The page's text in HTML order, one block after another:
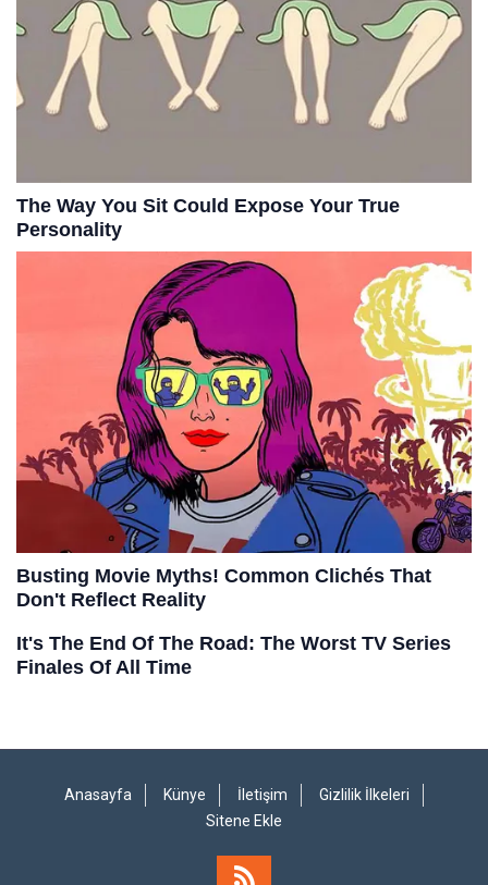
Anasayfa Künye İletişim
Gizlilik İlkeleri
Sitene Ekle